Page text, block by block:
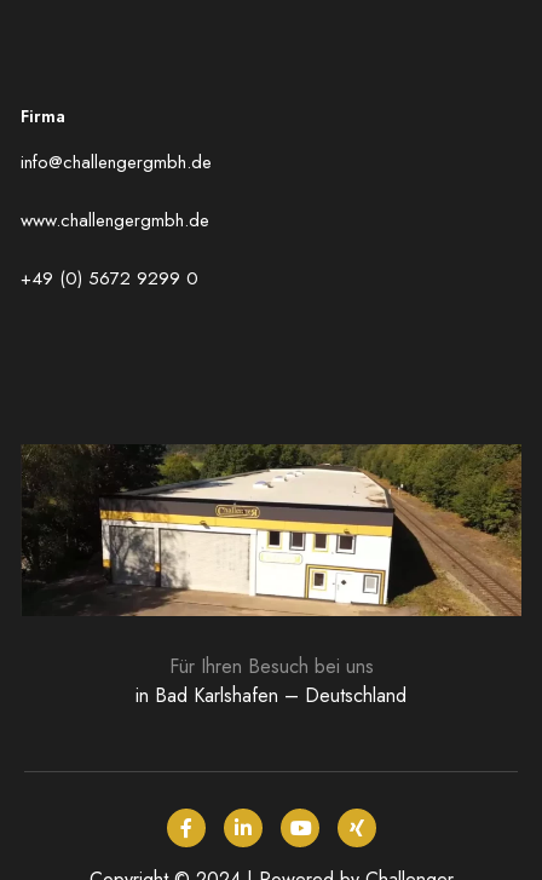
Firma
info@challengergmbh.de
www.challengergmbh.de
+49 (0) 5672 9299 0
Für Ihren Besuch bei uns
in Bad Karlshafen – Deutschland
F
a
L
Y
X